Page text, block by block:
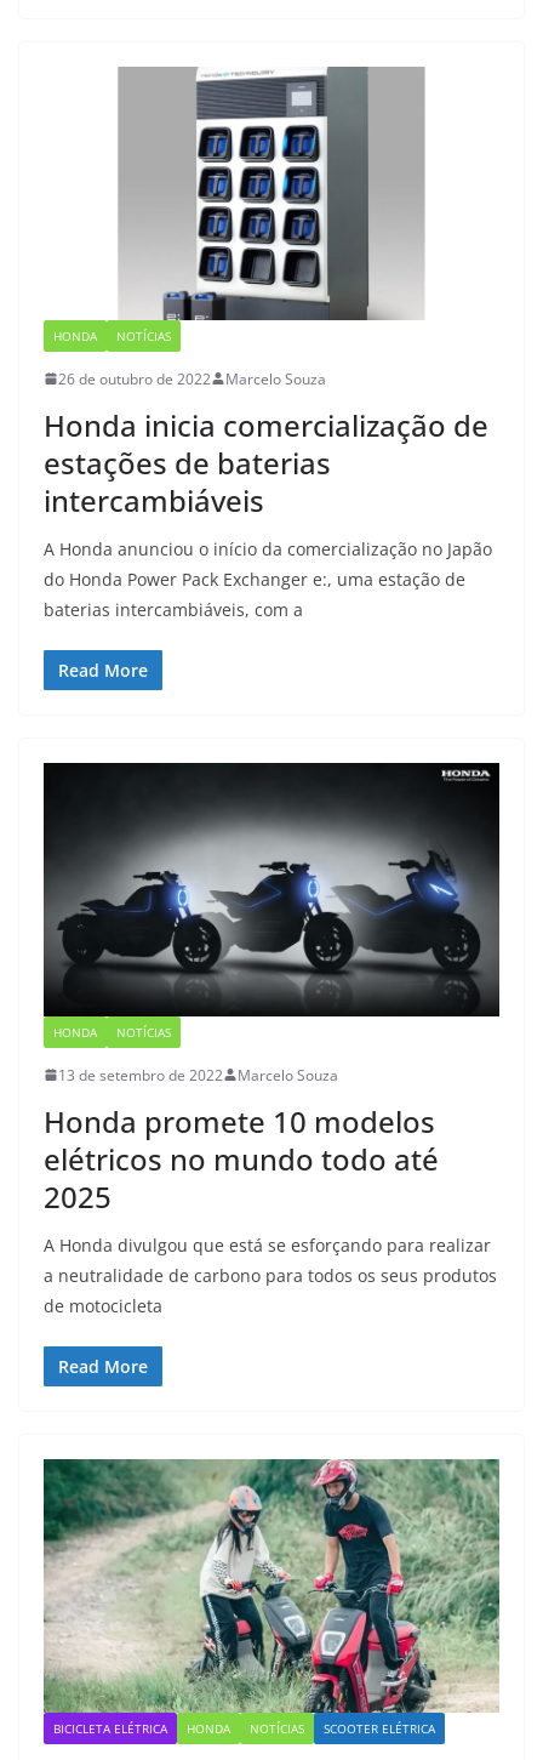
HONDA NOTÍCIAS
26 de outubro de 2022 Marcelo Souza
Honda inicia comercialização de
estações de baterias
intercambiáveis
A Honda anunciou o início da comercialização no Japão
do Honda Power Pack Exchanger e:, uma estação de
baterias intercambiáveis, com a
Read More
HONDA NOTÍCIAS
13 de setembro de 2022 Marcelo Souza
Honda promete 10 modelos
elétricos no mundo todo até
2025
A Honda divulgou que está se esforçando para realizar
a neutralidade de carbono para todos os seus produtos
de motocicleta
Read More
BICICLETA ELÉTRICA HONDA NOTÍCIAS SCOOTER ELÉTRICA